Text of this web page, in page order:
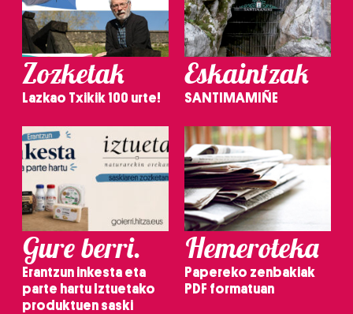
Zozketak
Lazkao Txikik 100 urte!
Eskaintzak
SANTIMAMIÑE
Gure berri.
Erantzun inkesta eta
parte hartu Iztuetako
produktuen saski
Hemeroteka
Papereko zenbakiak
PDF formatuan